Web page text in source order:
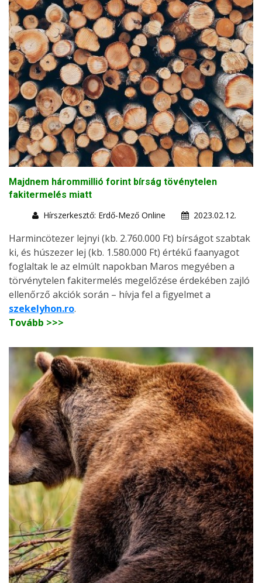
Majdnem hárommillió forint bírság tövénytelen
fakitermelés miatt
Hírszerkesztő: Erdő-Mező Online
2023.02.12.
Harmincötezer lejnyi (kb. 2.760.000 Ft) bírságot szabtak
ki, és húszezer lej (kb. 1.580.000 Ft) értékű faanyagot
foglaltak le az elmúlt napokban Maros megyében a
törvénytelen fakitermelés megelőzése érdekében zajló
ellenőrző akciók során – hívja fel a figyelmet a
szekelyhon.ro.
Tovább >>>